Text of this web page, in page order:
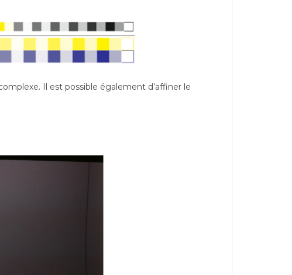
Il est possible également d’affiner le